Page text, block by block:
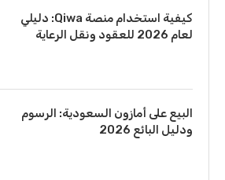
كيفية استخدام منصة Qiwa: دليلي
لعام 2026 للعقود ونقل الرعاية
البيع على أمازون السعودية: الرسوم
ودليل البائع 2026